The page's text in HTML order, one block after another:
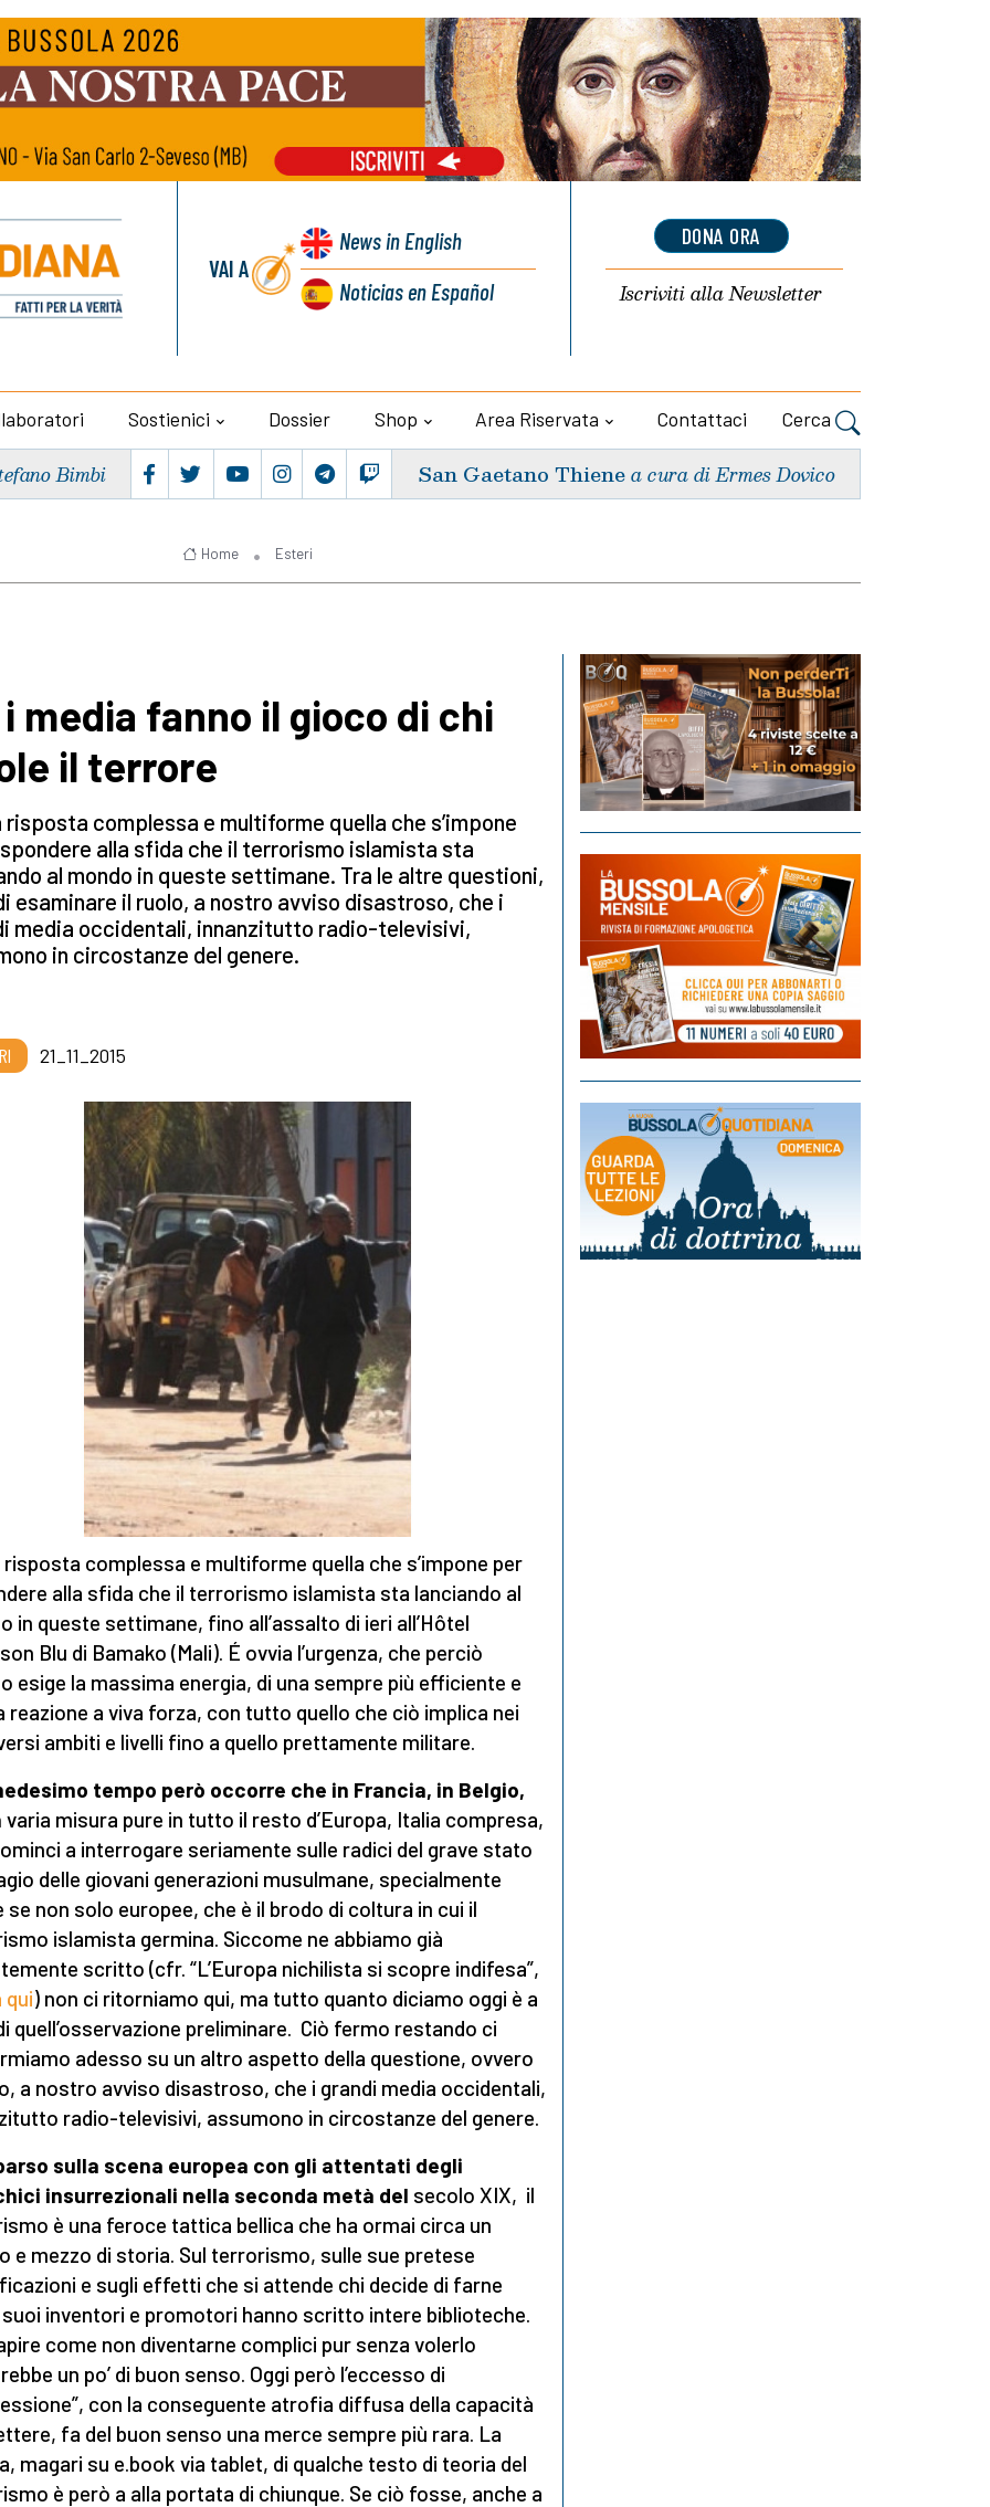
VAI A
Newsin English
Noticiasen Español
DONA ORA
Iscriviti allaNewsletter
Sostienici Dossier Shop Area Riservata Contattaci Cerca
Bimbi San Gaetano Thiene a cura di Ermes Dovico
Home Esteri
media fanno il gioco di chi
il terrore
risposta complessa e multiforme quella che s’impone
alla sfida che il terrorismo islamista sta
al mondo in queste settimane. Tra le altre questioni,
esaminare il ruolo, a nostro avviso disastroso, che i
media occidentali, innanzitutto radio-televisivi,
in circostanze del genere.
21_11_2015
risposta complessa e multiforme quella che s’impone per
alla sfida che il terrorismo islamista sta lanciando al
in queste settimane, fino all’assalto di ieri all’Hôtel
Blu di Bamako (Mali). É ovvia l’urgenza, che perciò
esige la massima energia, di una sempre più efficiente e
reazione a viva forza, con tutto quello che ciò implica nei
ambiti e livelli fino a quello prettamente militare.
tempo però occorre che in Francia, in Belgio,
varia misura pure in tutto il resto d’Europa, Italia compresa,
a interrogare seriamente sulle radici del grave stato
delle giovani generazioni musulmane, specialmente
se non solo europee, che è il brodo di coltura in cui il
islamista germina. Siccome ne abbiamo già
scritto (cfr. “L’Europa nichilista si scopre indifesa”,
qui) non ci ritorniamo qui, ma tutto quanto diciamo oggi è a
quell’osservazione preliminare. Ciò fermo restando ci
adesso su un altro aspetto della questione, ovvero
a nostro avviso disastroso, che i grandi media occidentali,
radio-televisivi, assumono in circostanze del genere.
sulla scena europea con gli attentati degli
insurrezionali nella seconda metà del secolo XIX, il
è una feroce tattica bellica che ha ormai circa un
e mezzo di storia. Sul terrorismo, sulle sue pretese
e sugli effetti che si attende chi decide di farne
inventori e promotori hanno scritto intere biblioteche.
come non diventarne complici pur senza volerlo
un po’ di buon senso. Oggi però l’eccesso di
con la conseguente atrofia diffusa della capacità
fa del buon senso una merce sempre più rara. La
magari su e.book via tablet, di qualche testo di teoria del
è però a alla portata di chiunque. Se ciò fosse, anche a